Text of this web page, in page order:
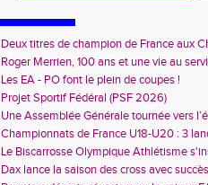
Deux titres de champion de France aux
Avenir !
Roger Merrien, 100 ans et une vie au
Les EA - PO font le plein de coupes !
Projet Sportif Fédéral (PSF 2026)
Une Assemblée Générale tournée vers
Championnats de France U18-U20 : 3
deux champions de France
Le Biscarrosse Olympique Athlétisme
"Du Stade vers l'Emploi"
Dax lance la saison des cross avec succès